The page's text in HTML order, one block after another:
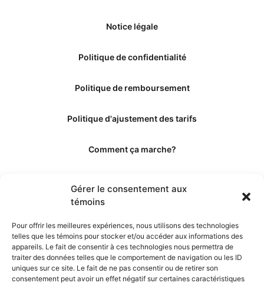
Gérer le consentement aux
témoins
Pour offrir les meilleures expériences, nous utilisons des technologies
telles que les témoins pour stocker et/ou accéder aux informations des
appareils. Le fait de consentir à ces technologies nous permettra de
traiter des données telles que le comportement de navigation ou les ID
uniques sur ce site. Le fait de ne pas consentir ou de retirer son
consentement peut avoir un effet négatif sur certaines caractéristiques
Notice légale
Politique de confidentialité
Politique de remboursement
Politique d'ajustement des tarifs
Comment ça marche?
Les éditeurs
Les experts et collaborateurs